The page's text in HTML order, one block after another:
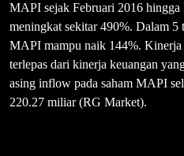
MAPI sejak Februari 2016 hingga
meningkat sekitar 490%. Dalam 5
MAPI mampu naik 144%.
terlepas dari kinerja keuangan
asing inflow pada saham MAPI
220.27 miliar (RG Market).